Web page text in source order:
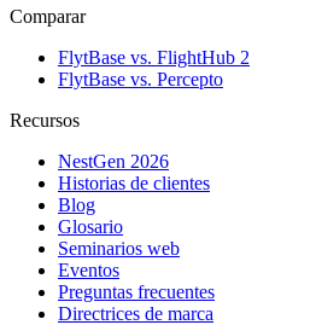
Comparar
FlytBase vs. FlightHub 2
FlytBase vs. Percepto
Recursos
NestGen 2026
Historias de clientes
Blog
Glosario
Seminarios web
Eventos
Preguntas frecuentes
Directrices de marca